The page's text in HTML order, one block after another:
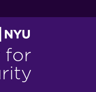
for